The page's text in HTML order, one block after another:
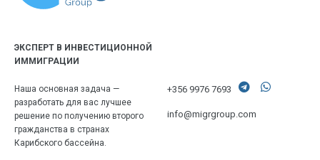
ЭКСПЕРТ В ИНВЕСТИЦИОННОЙ
ИММИГРАЦИИ
Наша основная задача —
разработать для вас лучшее
решение по получению второго
гражданства в странах
Карибского бассейна.
+356 9976 7693
info@migrgroup.com